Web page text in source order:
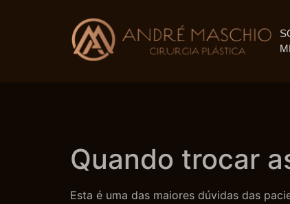
Quando trocar
Esta é uma das maiores dúvidas das